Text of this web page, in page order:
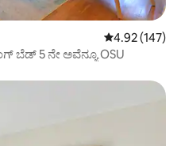
5 ರಲ್ಲಿ 4.92
4.92 (147)
ಅವೆನ್ಯೂ ಹಾಟ್ ಟಬ್ ಪ್ಯಾಟಿಯೋ ಕಿಂಗ್ ಬೆಡ್ 5 ನೇ ಅವೆನ್ಯೂ OSU